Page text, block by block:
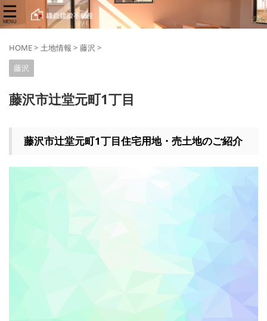
HOME> 土地情報 > 藤沢 >
藤沢
藤沢市辻堂元町1丁目
藤沢市辻堂元町1丁目住宅用地・売土地のご紹介